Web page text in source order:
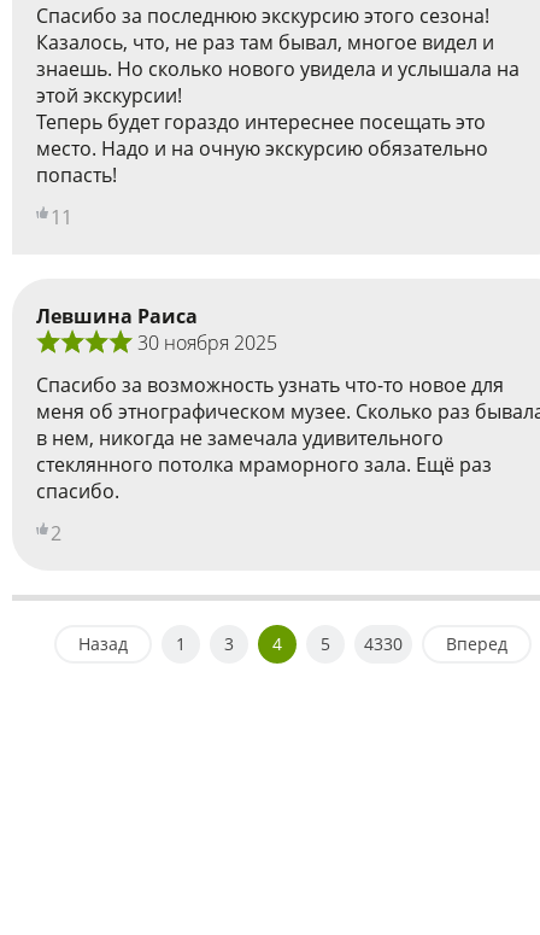
Спасибо за последнюю экскурсию этого сезона!
Казалось, что, не раз там бывал, многое видел и
знаешь. Но сколько нового увидела и услышала на
этой экскурсии!
Теперь будет гораздо интереснее посещать это
место. Надо и на очную экскурсию обязательно
попасть!
11
Левшина Раиса
30 ноября 2025
Спасибо за возможность узнать что-то новое для
меня об этнографическом музее. Сколько раз
в нем, никогда не замечала удивительного
стеклянного потолка мраморного зала. Ещё раз
спасибо.
2
Назад 1 3 4 5 4330 Вперед